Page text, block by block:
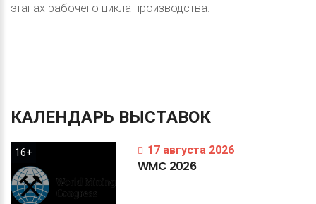
этапах рабочего цикла производства.
КАЛЕНДАРЬ ВЫСТАВОК
16+ 17 августа 2026
WMC 2026